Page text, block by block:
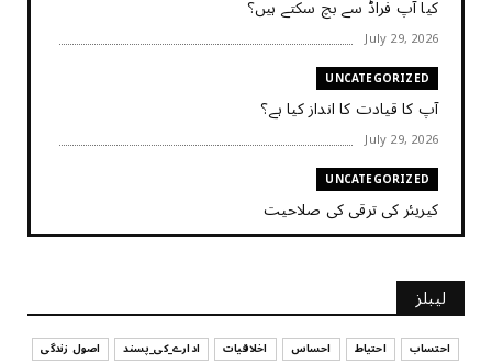
کیا آپ فراڈ سے بچ سکتے ہیں؟
July 29, 2026
UNCATEGORIZED
آپ کا قیادت کا انداز کیا ہے؟
July 29, 2026
UNCATEGORIZED
کیریئر کی ترقی کی صلاحیت
July 29, 2026
UNCATEGORIZED
کیا آپ اپنے باس کو مؤثر طریقے سے منظم کر رہے ہیں
July 29, 2026
لیبلز
احتساب احتیاط احساس اخلاقیات ادارے_کی_پسند
اصول زندگی